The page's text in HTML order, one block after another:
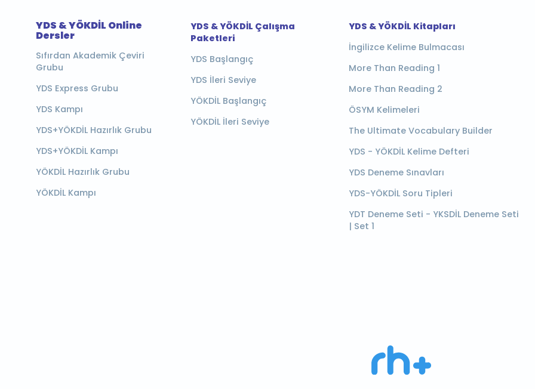
YDS & YÖKDİL Online
Dersler
Sıfırdan Akademik Çeviri
Grubu
YDS Express Grubu
YDS Kampı
YDS+YÖKDİL Hazırlık Grubu
YDS+YÖKDİL Kampı
YÖKDİL Hazırlık Grubu
YÖKDİL Kampı
YDS & YÖKDİL Çalışma
Paketleri
YDS Başlangıç
YDS İleri Seviye
YÖKDİL Başlangıç
YÖKDİL İleri Seviye
YDS & YÖKDİL Kitapları
İngilizce Kelime Bulmacası
More Than Reading 1
More Than Reading 2
ÖSYM Kelimeleri
The Ultimate Vocabulary Builder
YDS - YÖKDİL Kelime Defteri
YDS Deneme Sınavları
YDS-YÖKDİL Soru Tipleri
YDT Deneme Seti - YKSDİL Deneme Seti
| Set 1